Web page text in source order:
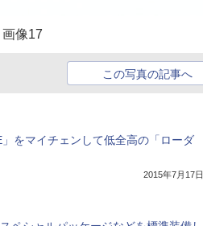
像17
この写真の記事へ
をマイチェンして低全高の「ローダ
2015年7月17日